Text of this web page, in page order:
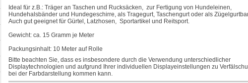
Ideal für z.B.: Träger an Taschen und Rucksäcken, zur Fertigung von Hundeleinen,
Hundehalsbänder und Hundegeschirre, als Tragegurt, Taschengurt oder als
Auch gut geeignet für Gürtel, Latzhosen, Sportartikel und Reitsport.
Gewicht: ca. 15 Gramm je Meter
Packungsinhalt: 10 Meter auf Rolle
Bitte beachten Sie, dass es insbesondere durch die Verwendung unterschiedlicher
Displaytechnologien und aufgrund Ihrer individuellen Displayeinstellungen zu
bei der Farbdarstellung kommen kann.